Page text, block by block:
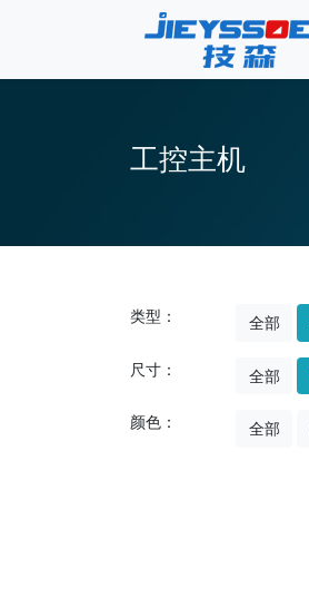
工控主机
类型： 全部
尺寸： 全部
颜色： 全部